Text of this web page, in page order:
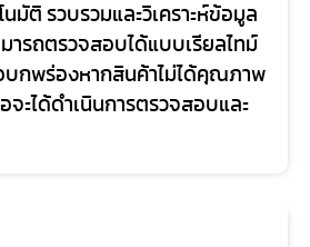
มัติ รวบรวมและวิเคราะห์ข้อมูล
ารถตรวจสอบได้แบบเรียลไทม์
บกพร่องหากสินค้าไม่ได้คุณภาพ
จะได้ดำเนินการตรวจสอบและ